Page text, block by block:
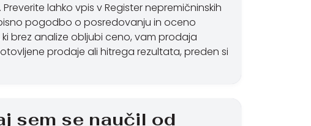
lahko vpis v Register nepremičninskih
pogodbo o posredovanju in oceno
brez analize obljubi ceno, vam prodaja
prodaje ali hitrega rezultata, preden si
sem se naučil od